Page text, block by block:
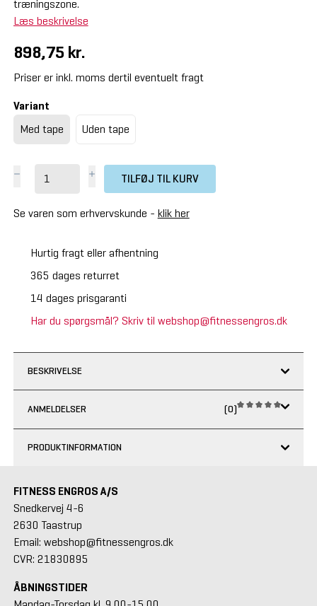
træningszone.
Læs beskrivelse
898,75 kr.
Priser er inkl. moms dertil eventuelt fragt
Variant
Med tape
Uden tape
TILFØJ TIL KURV
Se varen som erhvervskunde - klik her
Hurtig fragt eller afhentning
365 dages returret
14 dages prisgaranti
Har du spørgsmål? Skriv til webshop@fitnessengros.dk
BESKRIVELSE
ANMELDELSER (0)
PRODUKTINFORMATION
FITNESS ENGROS A/S
Snedkervej 4-6
2630 Taastrup
Email: webshop@fitnessengros.dk
CVR: 21830895
ÅBNINGSTIDER